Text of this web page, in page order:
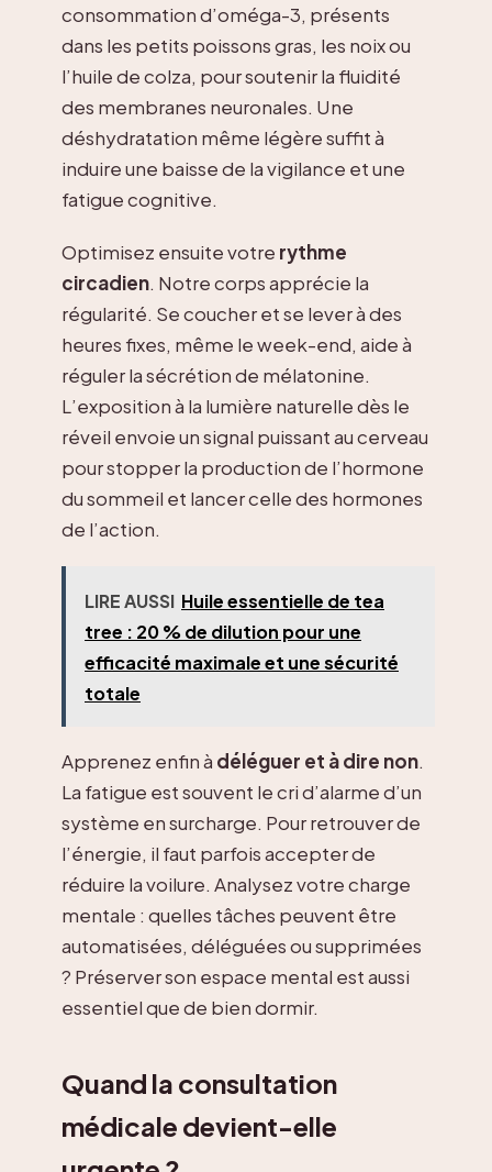
consommation d’oméga-3, présents
dans les petits poissons gras, les noix ou
l’huile de colza, pour soutenir la fluidité
des membranes neuronales. Une
déshydratation même légère suffit à
induire une baisse de la vigilance et une
fatigue cognitive.
Optimisez ensuite votre rythme
circadien. Notre corps apprécie la
régularité. Se coucher et se lever à des
heures fixes, même le week-end, aide à
réguler la sécrétion de mélatonine.
L’exposition à la lumière naturelle dès le
réveil envoie un signal puissant au cerveau
pour stopper la production de l’hormone
du sommeil et lancer celle des hormones
de l’action.
LIRE AUSSI Huile essentielle de tea
tree : 20 % de dilution pour une
efficacité maximale et une sécurité
totale
Apprenez enfin à déléguer et à dire non.
La fatigue est souvent le cri d’alarme d’un
système en surcharge. Pour retrouver de
l’énergie, il faut parfois accepter de
réduire la voilure. Analysez votre charge
mentale : quelles tâches peuvent être
automatisées, déléguées ou supprimées
? Préserver son espace mental est aussi
essentiel que de bien dormir.
Quand la consultation
médicale devient-elle